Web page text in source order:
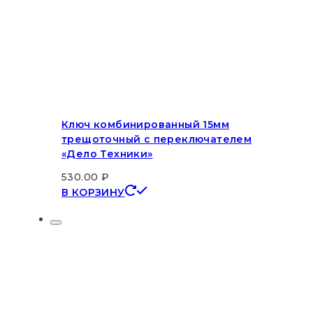
Ключ комбинированный 15мм
трещоточный с переключателем
«Дело Техники»
530.00 ₽
В КОРЗИНУ